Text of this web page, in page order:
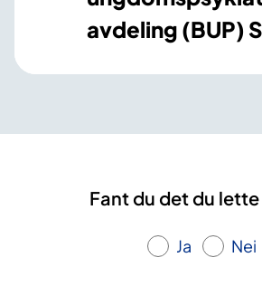
avdeling (BUP)
Fant du det du
Ja Nei